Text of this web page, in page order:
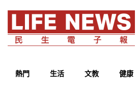
熱門 生活 文教 健康